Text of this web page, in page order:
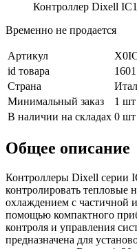
Контроллер Dixell
Временно не продается
Артикул
id товара
Страна
Минимальный заказ
1 шт
В наличии на складах 0 шт
Общее описание
Контроллеры Dixell серии
контролировать тепловые
охлаждением с частичной
помощью компактного
контроля и управления
предназначена для